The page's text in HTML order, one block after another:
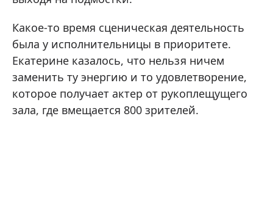
Какое-то время сценическая деятельность
была у исполнительницы в приоритете.
Екатерине казалось, что нельзя ничем
заменить ту энергию и то удовлетворение,
которое получает актер от рукоплещущего
зала, где вмещается 800 зрителей.